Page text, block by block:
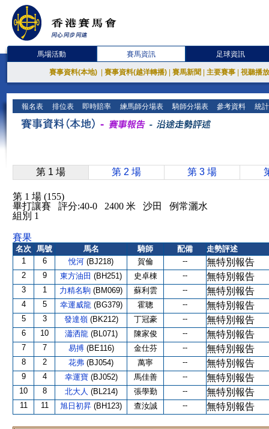
馬場活動 賽馬資訊 足球資訊
賽事資料(本地) 賽事資料(越洋轉播) 賽馬新聞 主要賽事 視聽播
報名表 排位表 即時賠率 練馬師分場表 騎師分場表 參考資料 統
第 1 場 第 2 場 第 3 場
第 1 場 (155)
畢打讓賽 評分:40-0 2400 米 沙田 例常灑水
組別 1
賽果
名次 馬號 馬名 騎師 配備
走勢評述
1
6 悅河 (BJ218) 賀倫 -- 無特別報告
2 9 東方油田 (BH251) 史卓棟 -- 無特別報告
3 1 力精名駒 (BM069) 蘇利雲 -- 無特別報告
4 5 幸運威龍 (BG379) 霍聰 -- 無特別報告
5 3 發達嶺 (BK212) 丁冠豪 -- 無特別報告
6 10 瀟洒龍 (BL071) 陳家俊 -- 無特別報告
7 7 易搏 (BE116) 金仕芬 -- 無特別報告
8 2 花弗 (BJ054) 萬寧 -- 無特別報告
9 4 幸運寶 (BJ052) 馬佳善 -- 無特別報告
10 8 北大人 (BL214) 張學勤 -- 無特別報告
11 11 旭日初昇 (BH123) 查汝誠 -- 無特別報告